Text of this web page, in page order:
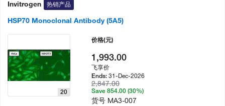
Invitrogen 热销产品
HSP70 Monoclonal Antibody (5A5)
20
价格(元)
1,993.00
飞享价
Ends:31-Dec-2026
2,847.00
Save 854.00 (30%)
货号 MA3-007